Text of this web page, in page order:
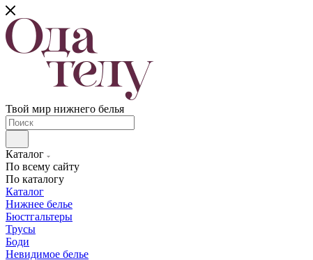
Твой мир нижнего белья
Каталог
По всему сайту
По каталогу
Каталог
Нижнее белье
Бюстгальтеры
Трусы
Боди
Невидимое белье